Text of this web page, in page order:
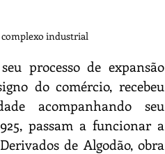
complexo industrial
processo de expansão
do comércio, recebeu
acompanhando seu
passam a funcionar a
de Algodão, obra